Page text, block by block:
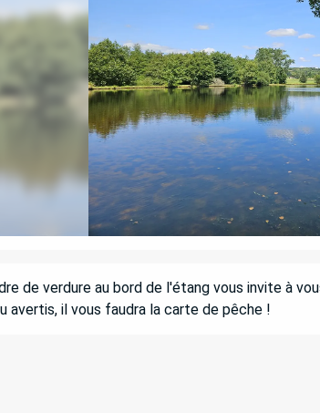
de verdure au bord de l'étang vous invite à
avertis, il vous faudra la carte de pêche !